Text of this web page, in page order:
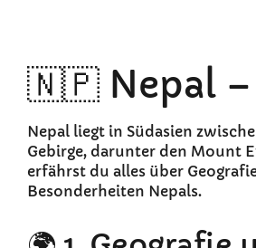
🇳🇵 Nepal –
Nepal liegt in Südasien
Gebirge, darunter den Mount
erfährst du alles über
Besonderheiten Nepals.